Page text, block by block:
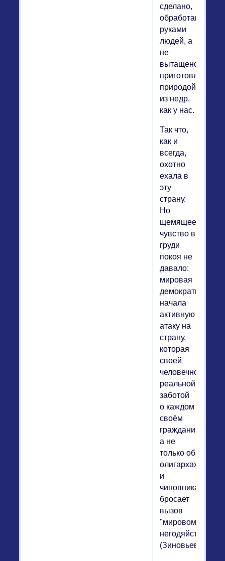
сделано,
обработано
руками
людей, а
не
вытащено,
приготовленное
природой,
из недр,
как у нас.
Так что,
как и
всегда,
охотно
ехала в
эту
страну.
Но
щемящее
чувство в
груди
покоя не
давало:
мировая
демократия
начала
активную
атаку на
страну,
которая
своей
человечностью,
реальной
заботой
о каждом
своём
гражданине,
а не
только об
олигархах
и
чиновниках,
бросает
вызов
"мировому
негодяйству"
(Зиновьев).